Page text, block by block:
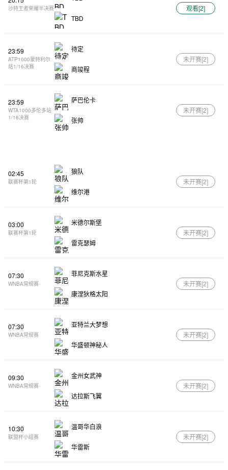
沙特王者荣耀半决赛
TBD
观看[2]
23:59
ATP1000蒙特利尔
站1/16决赛
待定
商竣程
未开赛[2]
23:59
WTA1000多伦多站
1/16决赛
萨巴伦卡
张帅
未开赛[2]
02:45
联赛杯第1轮
狼队
维尔港
未开赛[2]
03:00
联赛杯第1轮
米德尔斯堡
雷克瑟姆
未开赛[2]
07:30
WNBA常规赛
菲尼克斯水星
康涅狄格太阳
未开赛[2]
07:30
WNBA常规赛
亚特兰大梦想
华盛顿神秘人
未开赛[2]
09:30
WNBA常规赛
金州女武神
达拉斯飞翼
未开赛[2]
10:30
联盟杯小组赛
温哥华白浪
华雷斯
未开赛[2]